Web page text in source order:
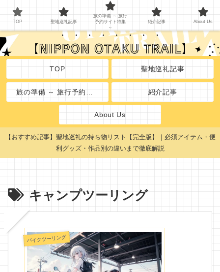
聖地巡礼のしおり
TOP 聖地巡礼記事
紹介記事
About Us
【おすすめ記事】聖地巡礼の持ち物リスト【完全版】｜必須アイテム・便
利グッズ・作品別の違いまで徹底解説
キャンプツーリング
バイクツーリング
TOP 聖地巡礼記事
旅の準備 ～ 旅行
予約サイト特集
～
紹介記事 About Us